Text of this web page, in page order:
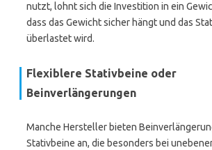
nutzt, lohnt sich die Investition in ein
dass das Gewicht sicher hängt und das
überlastet wird.
Flexiblere Stativbeine oder
Beinverlängerungen
Manche Hersteller bieten
Stativbeine an, die besonders bei